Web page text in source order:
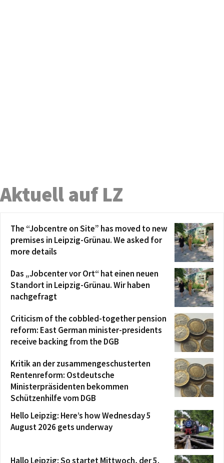
Aktuell auf LZ
The “Jobcentre on Site” has moved to new
premises in Leipzig-Grünau. We asked for
more details
Das „Jobcenter vor Ort“ hat einen neuen
Standort in Leipzig-Grünau. Wir haben
nachgefragt
Criticism of the cobbled-together pension
reform: East German minister-presidents
receive backing from the DGB
Kritik an der zusammengeschusterten
Rentenreform: Ostdeutsche
Ministerpräsidenten bekommen
Schützenhilfe vom DGB
Hello Leipzig: Here’s how Wednesday 5
August 2026 gets underway
Hallo Leipzig: So startet Mittwoch, der 5.